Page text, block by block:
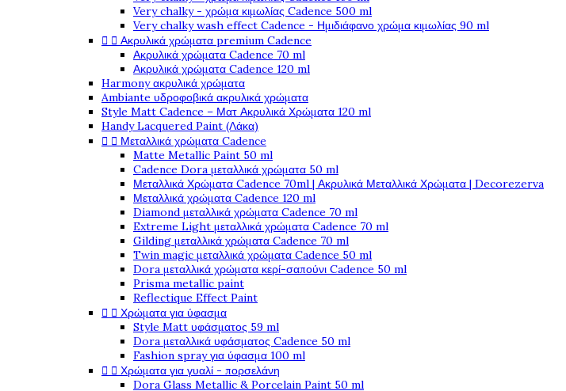
Very chalky - χρώμα κιμωλίας Cadence 500 ml
Very chalky wash effect Cadence - Ημιδιάφανο χρώμα κιμωλίας 90 ml
  Ακρυλικά χρώματα premium Cadence
Ακρυλικά χρώματα Cadence 70 ml
Ακρυλικά χρώματα Cadence 120 ml
Harmony ακρυλικά χρώματα
Ambiante υδροφοβικά ακρυλικά χρώματα
Style Matt Cadence – Ματ Ακρυλικά Χρώματα 120 ml
Handy Lacquered Paint (Λάκα)
  Μεταλλικά χρώματα Cadence
Matte Metallic Paint 50 ml
Cadence Dora μεταλλικά χρώματα 50 ml
Μεταλλικά Χρώματα Cadence 70ml | Ακρυλικά Μεταλλικά Χρώματα | Decorezerva
Μεταλλικά χρώματα Cadence 120 ml
Diamond μεταλλικά χρώματα Cadence 70 ml
Extreme Light μεταλλικά χρώματα Cadence 70 ml
Gilding μεταλλικά χρώματα Cadence 70 ml
Twin magic μεταλλικά χρώματα Cadence 50 ml
Dora μεταλλικά χρώματα κερί-σαπούνι Cadence 50 ml
Prisma metallic paint
Reflectique Effect Paint
  Χρώματα για ύφασμα
Style Matt υφάσματος 59 ml
Dora μεταλλικά υφάσματος Cadence 50 ml
Fashion spray για ύφασμα 100 ml
  Χρώματα για γυαλί - πορσελάνη
Dora Glass Metallic & Porcelain Paint 50 ml